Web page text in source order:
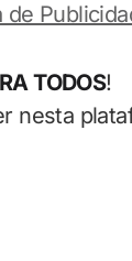
de
TODOS!
nesta